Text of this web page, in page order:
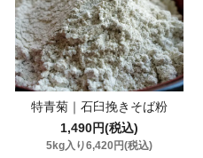
特青菊｜石臼挽きそば粉
1,490円(税込)
5kg入り6,420円(税込)